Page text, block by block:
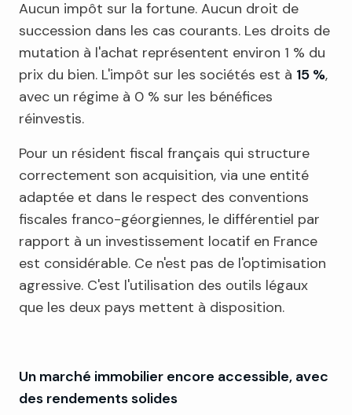
Aucun impôt sur la fortune. Aucun droit de
succession dans les cas courants. Les droits de
mutation à l'achat représentent environ 1 % du
prix du bien. L'impôt sur les sociétés est à 15 %,
avec un régime à 0 % sur les bénéfices
réinvestis.
Pour un résident fiscal français qui structure
correctement son acquisition, via une entité
adaptée et dans le respect des conventions
fiscales franco-géorgiennes, le différentiel par
rapport à un investissement locatif en France
est considérable. Ce n'est pas de l'optimisation
agressive. C'est l'utilisation des outils légaux
que les deux pays mettent à disposition.
Un marché immobilier encore accessible, avec
des rendements solides